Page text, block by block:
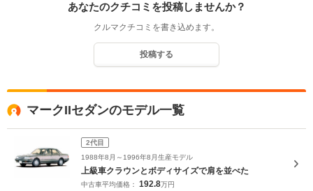
あなたのクチコミを投稿しませんか？
クルマクチコミを書き込めます。
投稿する
マークIIセダンのモデル一覧
2代目
1988年8月～1996年8月生産モデル
上級車クラウンとボディサイズで肩を並べた
中古車平均価格： 192.8万円